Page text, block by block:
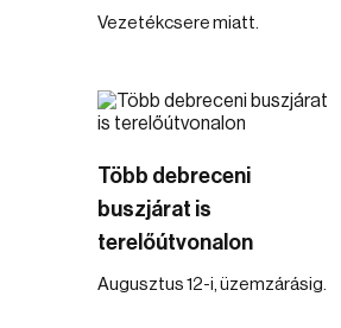
Vezetékcsere miatt.
Több debreceni
buszjárat is
terelőútvonalon
Augusztus 12-i, üzemzárásig.